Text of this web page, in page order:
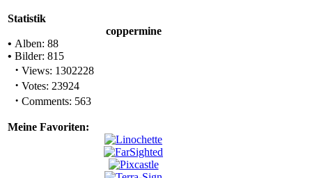
Statistik
coppermine
• Alben: 88
• Bilder: 815
· Views: 1302228
· Votes: 23924
· Comments: 563
Meine Favoriten: